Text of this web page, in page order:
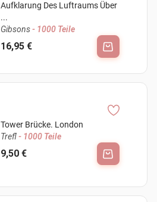
Aufklarung Des Luftraums Über
...
Gibsons- 1000 Teile
16,95 €
Tower Brücke. London
Trefl- 1000 Teile
9,50 €